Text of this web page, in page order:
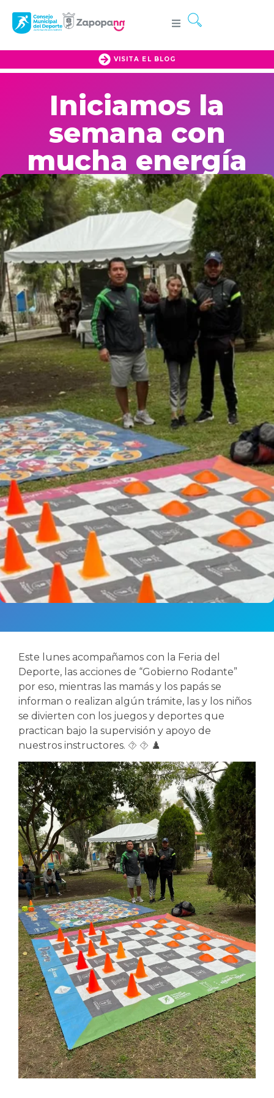
VISITA EL BLOG
Iniciamos la
semana con
mucha energía
Este lunes acompañamos con la Feria del
Deporte, las acciones de “Gobierno Rodante”
por eso, mientras las mamás y los papás se
informan o realizan algún trámite, las y los niños
se divierten con los juegos y deportes que
practican bajo la supervisión y apoyo de
nuestros instructores. ⯑ ⯑ ♟️